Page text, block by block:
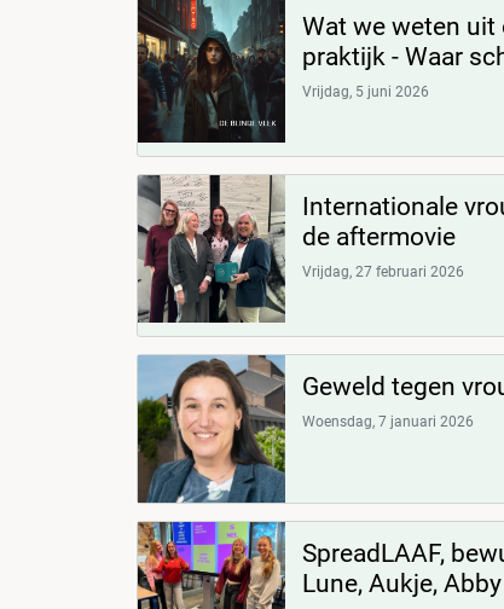
Wat we weten uit
praktijk - Waar
Vrijdag, 5 juni 2026
Internationale
de aftermovie
Vrijdag, 27 februari 2026
Geweld tegen
Woensdag, 7 januari 2026
SpreadLAAF,
Lune, Aukje,